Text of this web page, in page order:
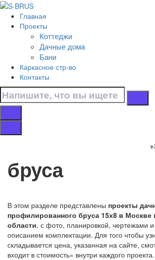
Перейти к контенту
Главная
Проекты
Коттеджи
Дачные дома
Бани
Каркасное стр-во
Контакты
Главная
Дачные дома
Из профилированного бруса
15х8
Дачные дома
бруса
В этом разделе представлены проекты
профилированного бруса 15х8 в Москве
области, с фото, планировкой, чертежами
описанием комплектации. Для того чтобы
складывается цена, указанная на сайте,
входит в стоимость» внутри каждого проекта.